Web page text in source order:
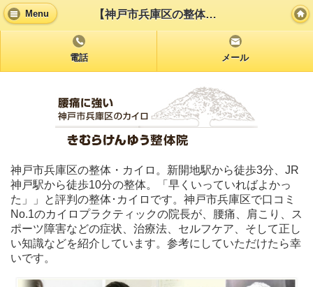
Menu 【神戸市兵庫区の整体】口コミで評判の「きむらけんゆう整体院」/HOME
電話 メール
神戸市兵庫区の整体・カイロ。新開地駅から徒歩3分、JR
神戸駅から徒歩10分の整体。「早くいっていればよかっ
た」」と評判の整体･カイロです。神戸市兵庫区で口コミ
No.1のカイロプラクティックの院長が、腰痛、肩こり、ス
ポーツ障害などの症状、治療法、セルフケア、そして正し
い知識などを紹介しています。参考にしていただけたら幸
いです。